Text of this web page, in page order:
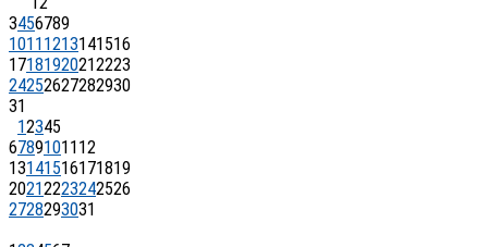
3456789
1011 1213141516
17181920212223
24252627282930
31
12345
67891011 12
13141516171819
20212223242526
2728293031